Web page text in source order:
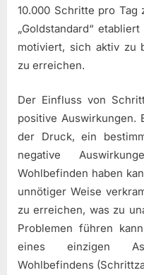
10.000 Schritte pro
„Goldstandard“
motiviert, sich aktiv zu
zu erreichen.
Der Einfluss von
positive Auswirkungen.
der Druck, ein
negative
Wohlbefinden haben
unnötiger Weise
zu erreichen, was zu
Problemen führen
eines einzigen
Wohlbefindens